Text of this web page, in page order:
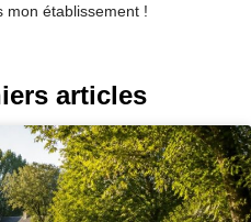
mon établissement !
articles